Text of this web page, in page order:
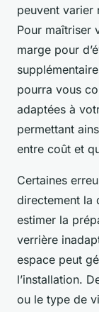
peuvent varier
Pour maîtriser
marge pour
pourra vous
adaptées à
permettant
entre coût et
Certaines
directement la
estimer la
verrière
espace peut
l’installation.
ou le type de